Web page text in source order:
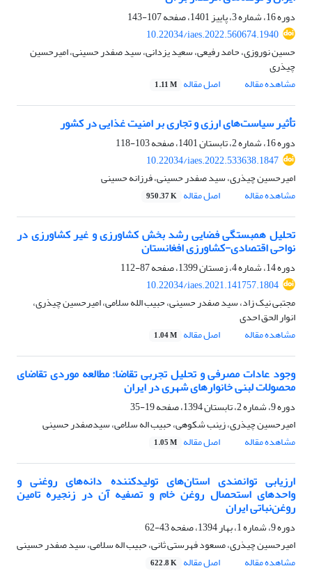
دوره 16، شماره 3، پاییز 1401، صفحه
107-143
10.22034/iaes.2022.560674.1940
حسین نوروزی، حامد رفیعی، سعید یزدانی، سید صفدر حسینی، امیرحسین
چیذری
مشاهده مقاله
اصل مقاله 1.11 M
تأثیر سیاست‌های ارزی و تجاری بر امنیت غذایی در کشور
دوره 16، شماره 2، تابستان 1401، صفحه
103-118
10.22034/iaes.2022.533638.1847
امیرحسین چیذری، سید صفدر حسینی، فرزانه حسینی
مشاهده مقاله
اصل مقاله 950.37 K
تحلیل همبستگی فضایی رشد بخش کشاورزی و غیر کشاورزی در
نواحی اقتصادی-کشاورزی افغانستان
دوره 14، شماره 4، زمستان 1399، صفحه
87-112
10.22034/iaes.2021.141757.1804
مجتبی نیک زاد، سید صفدر حسینی، حبیب الله سلامی، امیرحسین چیذری،
انوار الحق احدی
مشاهده مقاله
اصل مقاله 1.04 M
وجود عادات مصرفی و تحلیل تجربی تقاضا: مطالعه موردی تقاضای
محصولات لبنی خانوارهای شهری در ایران
دوره 9، شماره 2، تابستان 1394، صفحه
19-35
امیرحسین چیذری، زینب شکوهی، حبیب اله سلامی، سیدصفدر حسینی
مشاهده مقاله
اصل مقاله 1.05 M
ارزیابی توانمندی استان‌‏های تولیدکننده دانه‌‏های روغنی و
واحدهای استحصال روغن خام و تصفیه آن در زنجیره تامین
روغن‌نباتی ایران
دوره 9، شماره 1، بهار 1394، صفحه
43-62
امیرحسین چیذری، مسعود فهرستی ثانی، حبیب اله سلامی، سید صفدر حسینی
مشاهده مقاله
اصل مقاله 622.8 K